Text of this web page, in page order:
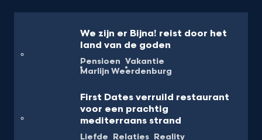
We zijn er Bijna! reist door het
land van de goden
Pensioen Vakantie
Marlijn Weerdenburg
First Dates verruild restaurant
voor een prachtig
mediterraans strand
Liefde Relaties Reality